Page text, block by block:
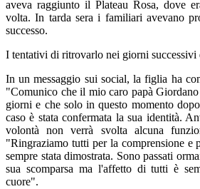
aveva raggiunto il Plateau Rosa, dove
volta. In tarda sera i familiari avevano
successo.
I tentativi di ritrovarlo nei giorni successivi
In un messaggio sui social, la figlia ha
"Comunico che il mio caro papà
giorni e che solo in questo momento
caso è stata confermata la sua identità.
volontà non verrà svolta alcuna
"Ringraziamo tutti per la comprensione e
sempre stata dimostrata. Sono passati
sua scomparsa ma l'affetto di tutti è
cuore".